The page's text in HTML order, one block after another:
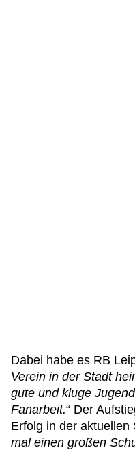
Dabei habe es RB
Verein in der Stadt
gute und kluge
Fanarbeit.“ Der
Erfolg in der aktuellen
mal einen großen